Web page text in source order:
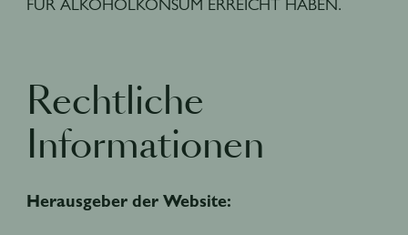
FÜR ALKOHOLKONSUM ERREICHT HABEN.
Rechtliche
Informationen
Herausgeber der Website: